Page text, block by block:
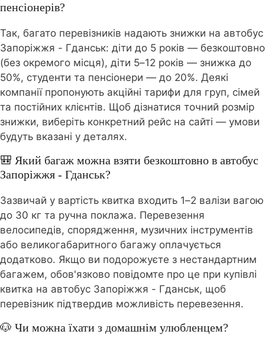
пенсіонерів?
Так, багато перевізників надають знижки на автобус
Запоріжжя - Гданськ: діти до 5 років — безкоштовно
(без окремого місця), діти 5–12 років — знижка до
50%, студенти та пенсіонери — до 20%. Деякі
компанії пропонують акційні тарифи для груп, сімей
та постійних клієнтів. Щоб дізнатися точний розмір
знижки, виберіть конкретний рейс на сайті — умови
будуть вказані у деталях.
🎒 Який багаж можна взяти безкоштовно в автобус
Запоріжжя - Гданськ?
Зазвичай у вартість квитка входить 1–2 валізи вагою
до 30 кг та ручна поклажа. Перевезення
велосипедів, спорядження, музичних інструментів
або великогабаритного багажу оплачується
додатково. Якщо ви подорожуєте з нестандартним
багажем, обов'язково повідомте про це при купівлі
квитка на автобус Запоріжжя - Гданськ, щоб
перевізник підтвердив можливість перевезення.
🐶 Чи можна їхати з домашнім улюбленцем?